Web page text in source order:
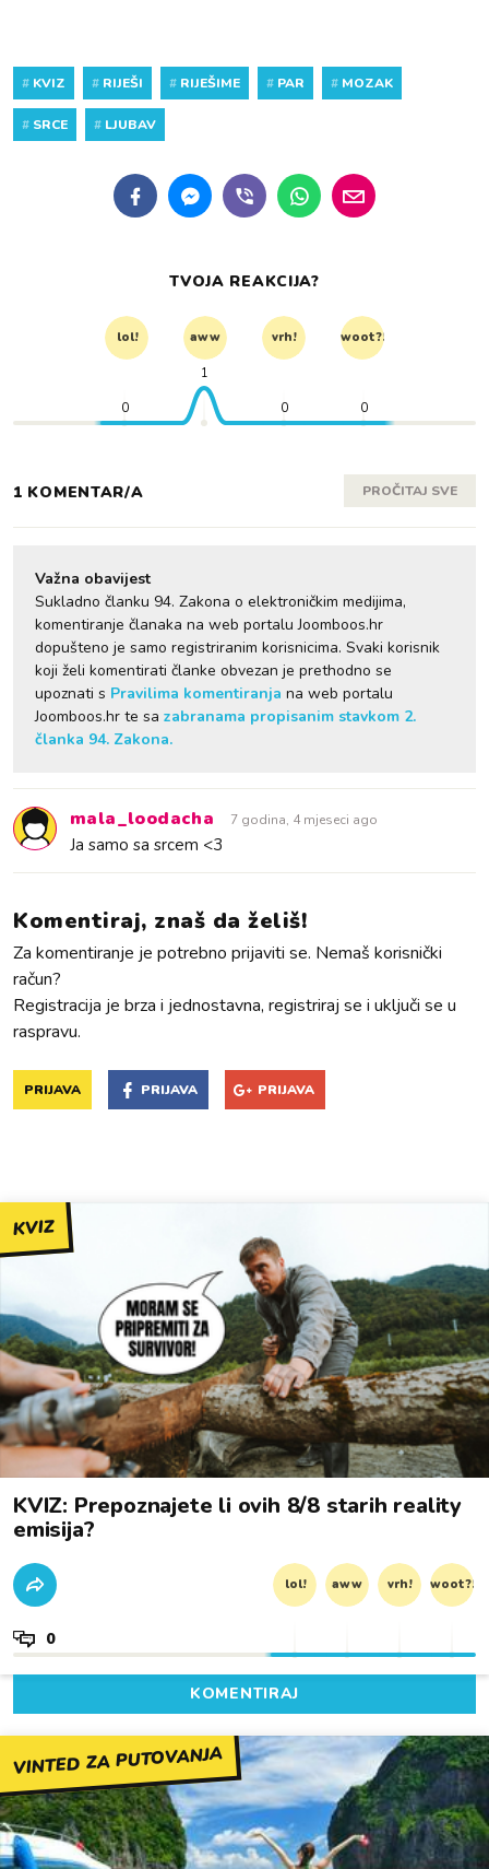
# KVIZ # RIJEŠI # RIJEŠIME # PAR # MOZAK
# SRCE # LJUBAV
TVOJA REAKCIJA?
lol! aww vrh! woot?!
0
1
0 0
1 KOMENTAR/A PROČITAJ SVE
Važna obavijest
Sukladno članku 94. Zakona o elektroničkim medijima,
komentiranje članaka na web portalu Joomboos.hr
dopušteno je samo registriranim korisnicima. Svaki korisnik
koji želi komentirati članke obvezan je prethodno se
upoznati s Pravilima komentiranja na web portalu
Joomboos.hr te sa zabranama propisanim stavkom 2.
članka 94. Zakona.
mala_loodacha 7 godina, 4 mjeseci ago
Ja samo sa srcem <3
Komentiraj, znaš da želiš!
Za komentiranje je potrebno prijaviti se. Nemaš korisnički
račun?
Registracija je brza i jednostavna, registriraj se i uključi se u
raspravu.
PRIJAVA PRIJAVA PRIJAVA
KVIZ
KVIZ: Prepoznajete li ovih 8/8 starih reality
emisija?
lol! aww vrh! woot?!
0
KOMENTIRAJ
VINTED ZA PUTOVANJA